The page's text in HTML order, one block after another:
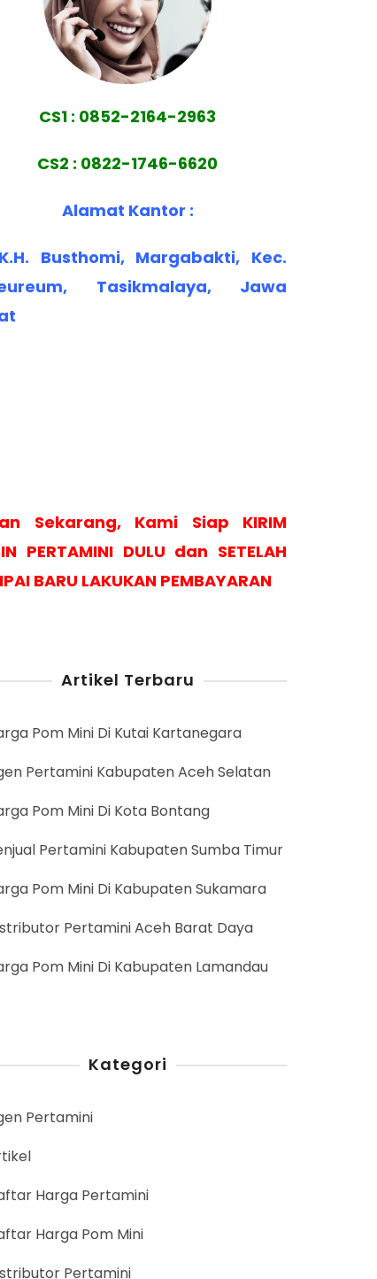
CS1 : 0852-2164-2963
CS2 : 0822-1746-6620
Alamat Kantor :
Busthomi, Margabakti, Kec.
Tasikmalaya, Jawa
Sekarang, Kami Siap KIRIM
PERTAMINI DULU dan SETELAH
BARU LAKUKAN PEMBAYARAN
Artikel Terbaru
Pom Mini Di Kutai Kartanegara
Pertamini Kabupaten Aceh Selatan
Pom Mini Di Kota Bontang
Pertamini Kabupaten Sumba Timur
Pom Mini Di Kabupaten Sukamara
Pertamini Aceh Barat Daya
Pom Mini Di Kabupaten Lamandau
Kategori
Pertamini
Harga Pertamini
Harga Pom Mini
Pertamini